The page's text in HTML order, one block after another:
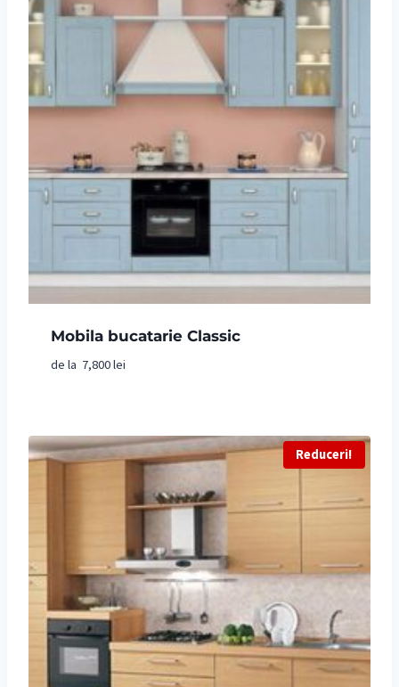
Mobila bucatarie Classic
de la 7,800lei
Reduceri!